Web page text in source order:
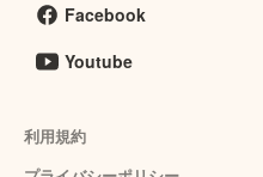
Facebook
Youtube
利用規約